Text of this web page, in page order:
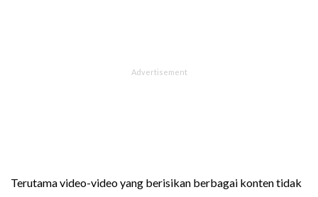
Terutama video-video yang berisikan berbagai konten tidak